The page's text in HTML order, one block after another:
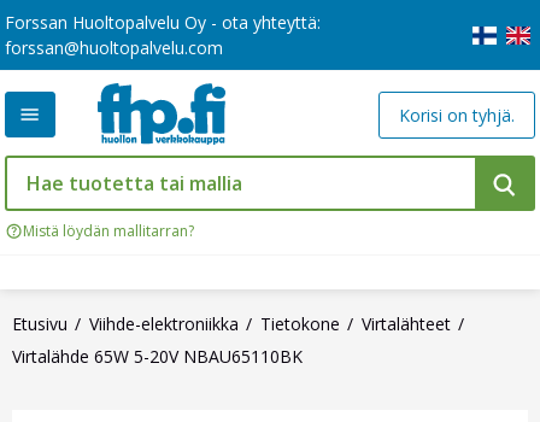
Forssan Huoltopalvelu Oy - ota yhteyttä:
forssan@huoltopalvelu.com
Mistä löydän mallitarran?
Korisi on tyhjä.
Etusivu Viihde-elektroniikka Tietokone
Virtalähteet
Virtalähde 65W 5-20V NBAU65110BK